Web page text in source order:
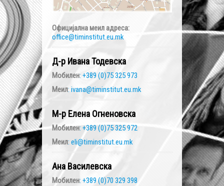
Официјална меил адреса:
office@timinstitut.eu.mk
Д-р Ивана Тодевска
Мобилен: +389 (0)75 325 973
Меил: ivana@timinstitut.eu.mk
М-р Елена Огненовска
Мобилен: +389 (0)75 325 972
Меил: eli@timinstitut.eu.mk
Ана Василевска
Мобилен: +389 (0)70 329 398